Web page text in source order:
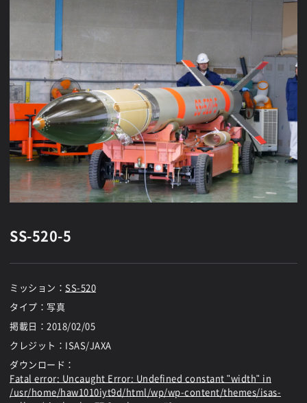
SS-520-5
ミッション： SS-520
タイプ：写真
掲載日： 2018/02/05
クレジット：ISAS/JAXA
ダウンロード：
Fatal error: Uncaught Error: Undefined constant "width" in
/usr/home/haw1010iyt9d/html/wp/wp-content/themes/isas-